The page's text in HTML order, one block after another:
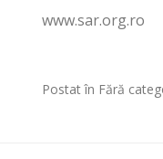
www.sar.org.ro
Postat în Fără